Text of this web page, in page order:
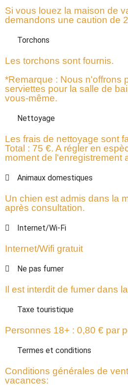
Si vous louez la maison de
demandons une caution de
Torchons
Les torchons sont fournis.
*Remarque : Nous n'offrons
serviettes pour la salle de
vous-même.
Nettoyage
Les frais de nettoyage sont
Total : 75 €. A régler en
moment de l'enregistrement
Animaux domestiques
Un chien est admis dans la
après consultation.
Internet/Wi-Fi
Internet/Wifi gratuit
Ne pas fumer
Il est interdit de fumer dans
Taxe touristique
Personnes 18+ : 0,80 € par
Termes et conditions
Conditions générales de
vacances: